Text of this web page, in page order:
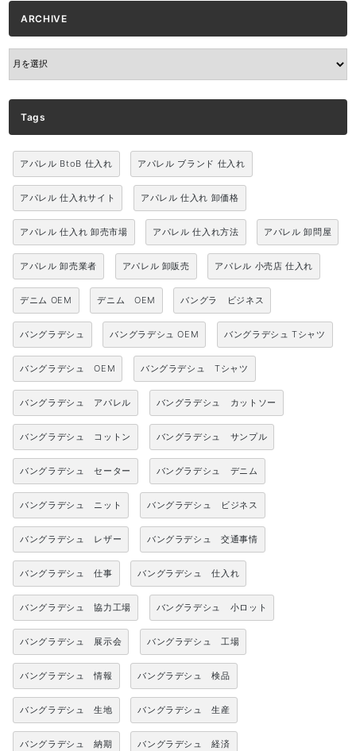
ARCHIVE
ARCHIVE
Tags
アパレル BtoB 仕入れ アパレル ブランド 仕入れ
アパレル 仕入れサイト アパレル 仕入れ 卸価格
アパレル 仕入れ 卸売市場 アパレル 仕入れ方法 アパレル 卸問屋
アパレル 卸売業者 アパレル 卸販売 アパレル 小売店 仕入れ
デニム OEM デニム OEM バングラ ビジネス
バングラデシュ バングラデシュ OEM バングラデシュ Tシャツ
バングラデシュ OEM バングラデシュ Tシャツ
バングラデシュ アパレル バングラデシュ カットソー
バングラデシュ コットン バングラデシュ サンプル
バングラデシュ セーター バングラデシュ デニム
バングラデシュ ニット バングラデシュ ビジネス
バングラデシュ レザー バングラデシュ 交通事情
バングラデシュ 仕事 バングラデシュ 仕入れ
バングラデシュ 協力工場 バングラデシュ 小ロット
バングラデシュ 展示会 バングラデシュ 工場
バングラデシュ 情報 バングラデシュ 検品
バングラデシュ 生地 バングラデシュ 生産
バングラデシュ 納期 バングラデシュ 経済